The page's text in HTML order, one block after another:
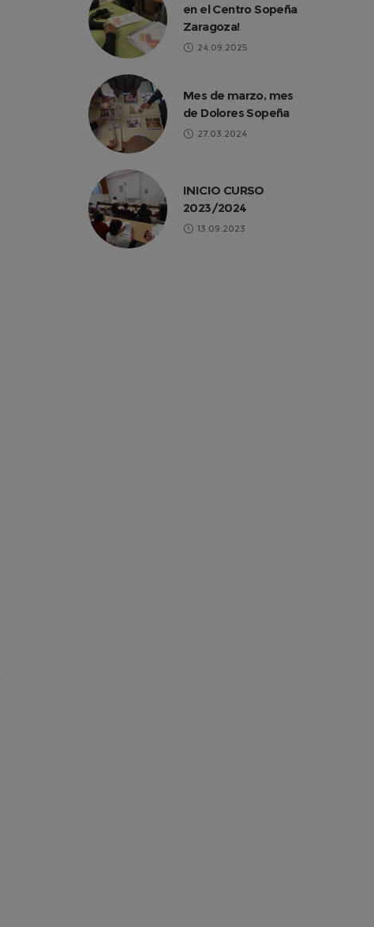
en el Centro Sopeña
Zaragoza!
24.09.2025
Mes de marzo, mes
de Dolores Sopeña
27.03.2024
INICIO CURSO
2023/2024
13.09.2023